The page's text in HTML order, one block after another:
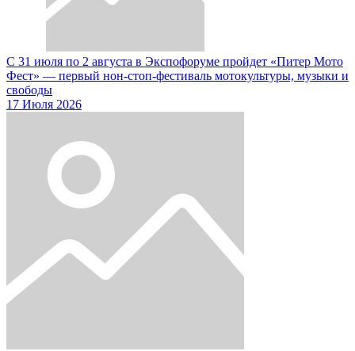
С 31 июля по 2 августа в Экспофоруме пройдет «Питер Мото
Фест» — первый нон-стоп-фестиваль мотокультуры, музыки и
свободы
17 Июля 2026